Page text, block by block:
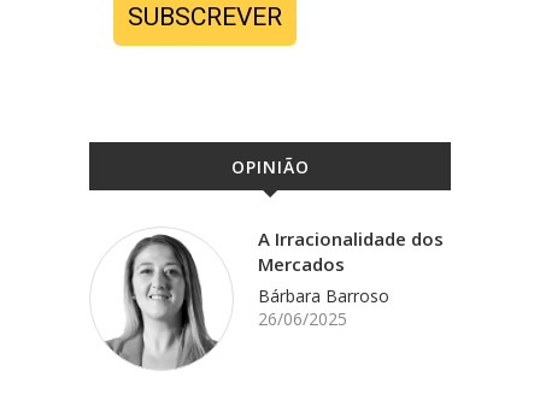
SUBSCREVER
OPINIÃO
A Irracionalidade dos
Mercados
Bárbara Barroso
26/06/2025